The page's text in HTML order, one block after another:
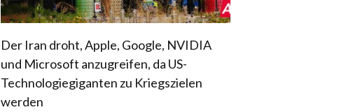
Der Iran droht, Apple, Google, NVIDIA
und Microsoft anzugreifen, da US-
Technologiegiganten zu Kriegszielen
werden